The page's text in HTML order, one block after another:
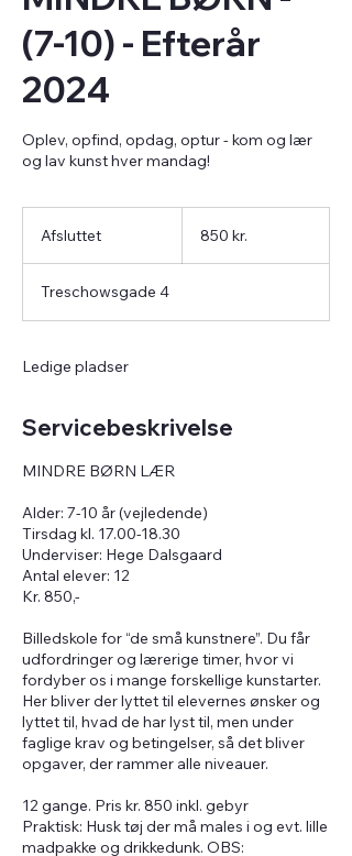
(7-10) - Efterår
2024
Oplev, opfind, opdag, optur - kom og lær
og lav kunst hver mandag!
Afsluttet
l
u
t
kroner850 kr.
Treschowsgade 4
Ledige pladser
Servicebeskrivelse
MINDRE BØRN LÆR
Alder: 7-10 år (vejledende)
Tirsdag kl. 17.00-18.30
Underviser: Hege Dalsgaard
Antal elever: 12
Kr. 850,-
Billedskole for “de små kunstnere”. Du får
udfordringer og lærerige timer, hvor vi
fordyber os i mange forskellige kunstarter.
Her bliver der lyttet til elevernes ønsker og
lyttet til, hvad de har lyst til, men under
faglige krav og betingelser, så det bliver
opgaver, der rammer alle niveauer.
12 gange. Pris kr. 850 inkl. gebyr
Praktisk: Husk tøj der må males i og evt. lille
madpakke og drikkedunk. OBS: